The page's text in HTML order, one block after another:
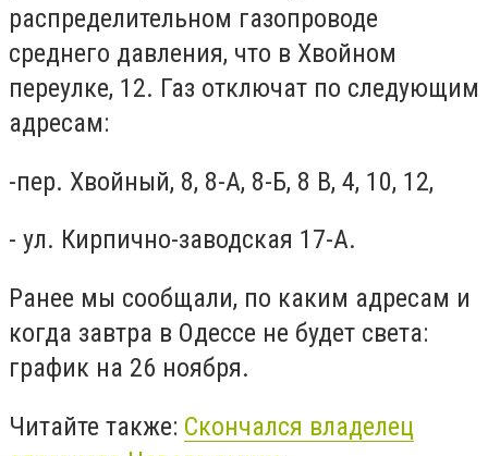
распределительном газопроводе
среднего давления, что в Хвойном
переулке, 12. Газ отключат по следующим
адресам:
-пер. Хвойный, 8, 8-А, 8-Б, 8 В, 4, 10, 12,
- ул. Кирпично-заводская 17-А.
Ранее мы сообщали, по каким адресам и
когда завтра в Одессе не будет света:
график на 26 ноября.
Читайте также: Скончался владелец